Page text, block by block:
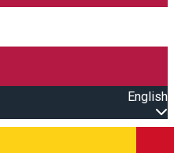
English